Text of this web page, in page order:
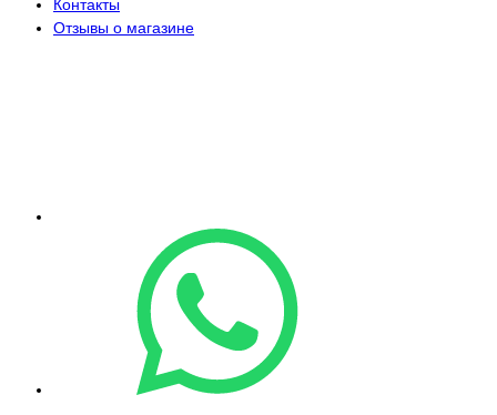
Контакты
Отзывы о магазине